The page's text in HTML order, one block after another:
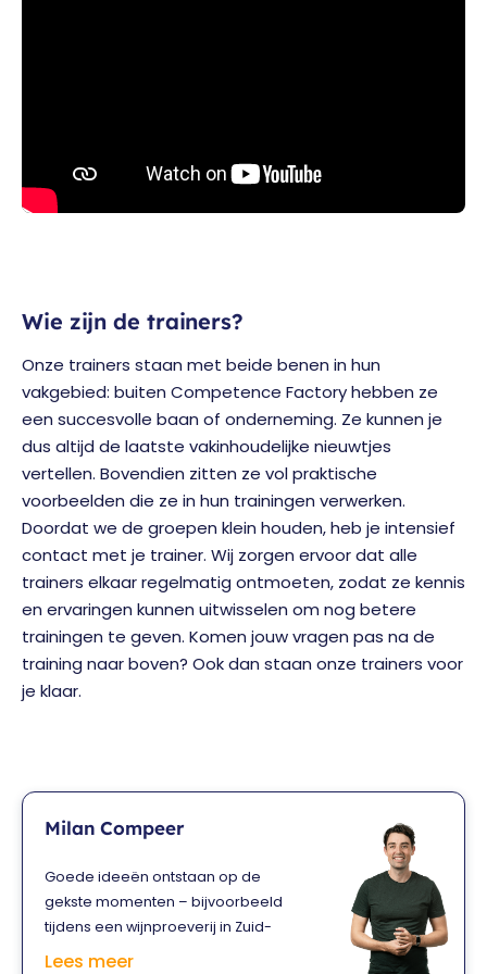
Wie zijn de trainers?
Onze trainers staan met beide benen in hun
vakgebied: buiten Competence Factory hebben ze
een succesvolle baan of onderneming. Ze kunnen je
dus altijd de laatste vakinhoudelijke nieuwtjes
vertellen. Bovendien zitten ze vol praktische
voorbeelden die ze in hun trainingen verwerken.
Doordat we de groepen klein houden, heb je intensief
contact met je trainer. Wij zorgen ervoor dat alle
trainers elkaar regelmatig ontmoeten, zodat ze kennis
en ervaringen kunnen uitwisselen om nog betere
trainingen te geven. Komen jouw vragen pas na de
training naar boven? Ook dan staan onze trainers voor
je klaar.
Milan Compeer
Goede ideeën ontstaan op de
gekste momenten – bijvoorbeeld
tijdens een wijnproeverij in Zuid-
Afrika. Milan genoot er zo, dat hij die
Lees meer